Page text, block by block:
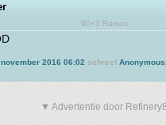
90+3 Ramos
2016 06:02 schreef
▼ Advertentie door